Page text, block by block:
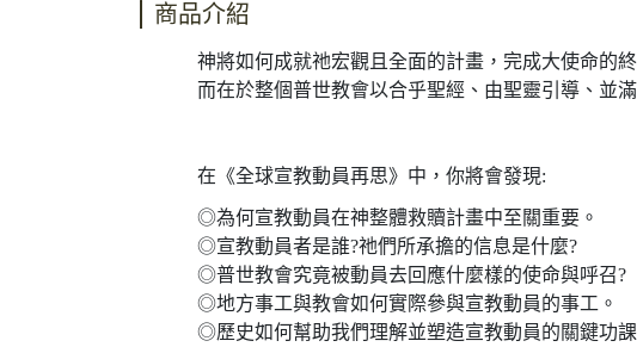
商品介紹
神將如何成就祂宏觀且全面的計畫 ， 完成大使命的
而在於整個普世教會以合乎聖經、由聖靈引導 、 並
在《全球宣教動員再思》中 ，你將會發現:
◎為何宣教動員在神整體救贖計畫中至關重要 。
◎宣教動員者是誰?祂們所承擔的信息是什麼?
◎普世教會究竟被動員去回應什麼樣的使命與呼召?
◎地方事工與教會如何實際參與宣教動員的事工 。
◎歷史如何幫助我們理解並塑造宣教動員的關鍵功課